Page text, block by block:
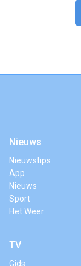
Nieuws
Nieuwstips
App
Nieuws
Sport
Het Weer
TV
Gids